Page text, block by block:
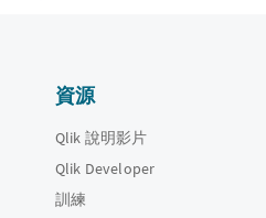
資源
Qlik 說明影片
Qlik Developer
訓練